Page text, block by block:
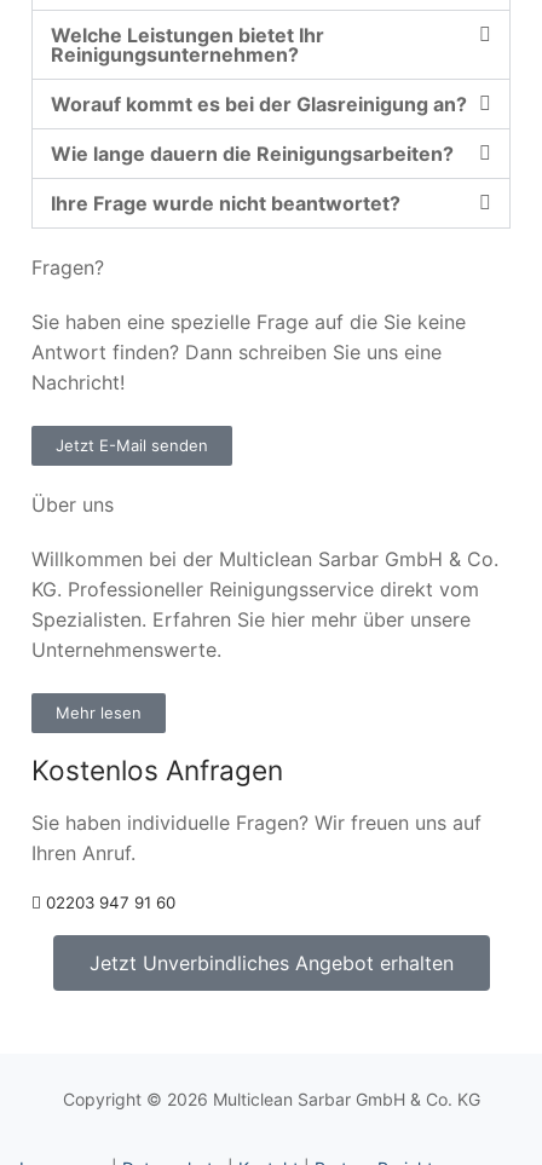
Welche Leistungen bietet Ihr
Reinigungsunternehmen?
Worauf kommt es bei der Glasreinigung an?
Wie lange dauern die Reinigungsarbeiten?
Ihre Frage wurde nicht beantwortet?
Fragen?
Sie haben eine spezielle Frage auf die Sie keine
Antwort finden? Dann schreiben Sie uns eine
Nachricht!
Jetzt E-Mail senden
Über uns
Willkommen bei der Multiclean Sarbar GmbH & Co.
KG. Professioneller Reinigungsservice direkt vom
Spezialisten. Erfahren Sie hier mehr über unsere
Unternehmenswerte.
Mehr lesen
Kostenlos Anfragen
Sie haben individuelle Fragen? Wir freuen uns auf
Ihren Anruf.
02203 947 91 60
Jetzt Unverbindliches Angebot erhalten
Copyright © 2026 Multiclean Sarbar GmbH & Co. KG